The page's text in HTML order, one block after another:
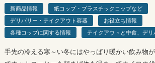
新商品情報
紙コップ・プラスチックコップなど
デリバリー・テイクアウト容器
お役立ち情報
各種コップに関する情報
テイクアウトと中食、デリ
手先の冷える寒～い冬にはやっぱり暖かい飲み物